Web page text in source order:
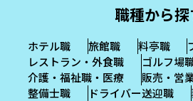
職種から探
ホテル職 旅館職 料亭職
レストラン・外食職
ゴルフ場
介護・福祉職・医療
販売・営
整備士職
ドライバー送迎職